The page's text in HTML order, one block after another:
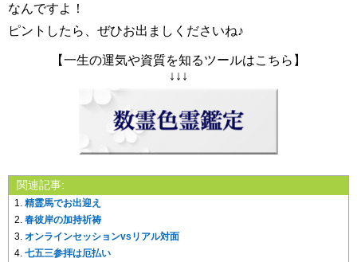
なんですよ！
ピントしたら、ぜひお出ましくださいね♪
【一生の運気や資質を知るツールはこちら】
↓↓↓
関連記事:
精霊馬でお出迎え
春彼岸の加持祈祷
オンラインセッションvsリアル対面
七五三参拝は厄払い